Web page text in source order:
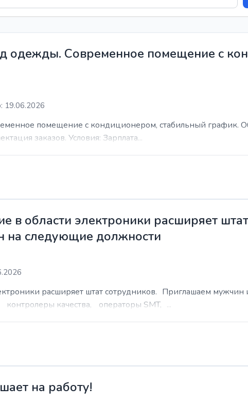
одежды. Современное помещение с
19.06.2026
помещение с кондиционером, стабильный график.
заказов. Условия: Зарплата...
в области электроники расширяет
следующие должности
расширяет штат сотрудников. Приглашаем
качества, операторы SMT, ...
на работу!